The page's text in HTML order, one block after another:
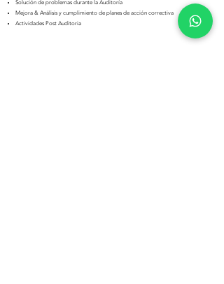
Solución de problemas durante la Auditoría
Mejora & Análisis y cumplimiento de planes de acción correctiva
Actividades Post Auditoria